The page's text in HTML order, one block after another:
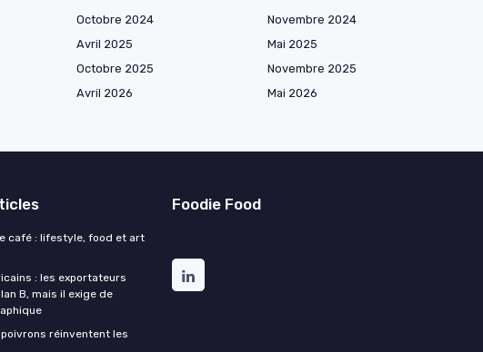
Octobre 2024
Novembre 2024
Avril 2025
Mai 2025
Octobre 2025
Novembre 2025
Avril 2026
Mai 2026
café : lifestyle, food et art
: les exportateurs
B, mais il exige de
réinventent les
Foodie Food